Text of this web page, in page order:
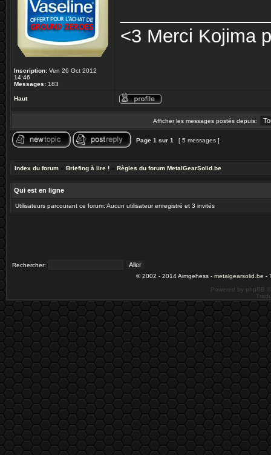
Inscription: Ven 26 Oct 2012
14:46
Messages: 183
<3 Merci Kojima
Haut
Afficher les messages postés depuis:
Page 1 sur 1 [ 5 messages ]
Index du forum » Briefing à lire ! » Règles du forum MetalGearSolid.be
Qui est en ligne
Utilisateurs parcourant ce forum: Aucun utilisateur enregistré et 3 invités
Rechercher:
© 2002 - 2014 Aimgehess - metalgearsolid.be -
Powered by phpBB